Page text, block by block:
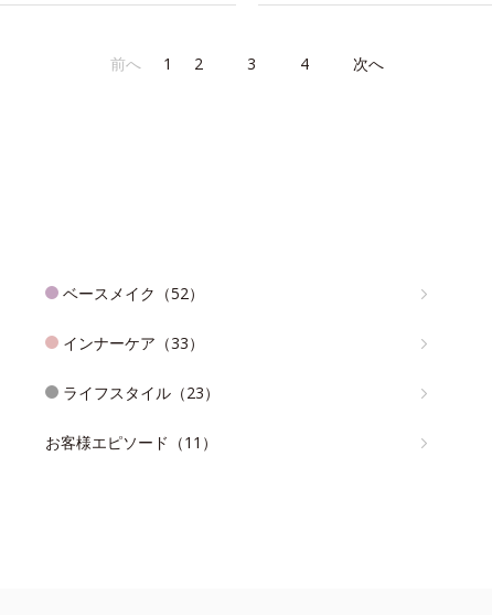
前へ 1 2 3 4 次へ
ベースメイク（52）
インナーケア（33）
ライフスタイル（23）
お客様エピソード（11）